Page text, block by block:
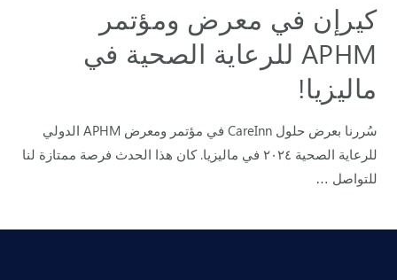
كيرإن في معرض ومؤتمر
APHM للرعاية الصحية في
ماليزيا!​
سُررنا بعرض حلول CareInn في مؤتمر ومعرض APHM الدولي
للرعاية الصحية ٢٠٢٤ في ماليزيا. كان هذا الحدث فرصة ممتازة لنا
للتواصل …